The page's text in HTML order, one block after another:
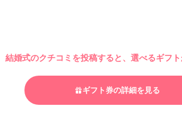
結婚式のクチコミを投稿すると、選べるギフ
ギフト券の詳細を見る